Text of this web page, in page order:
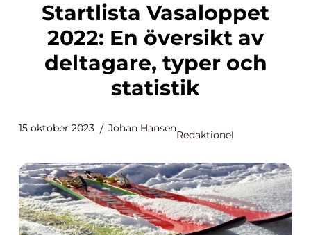
Startlista Vasaloppet
2022: En översikt av
deltagare, typer och
statistik
15 oktober 2023 Johan Hansen
Redaktionel